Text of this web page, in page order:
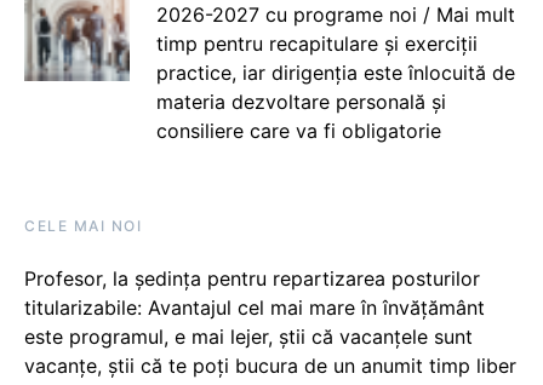
2026-2027 cu programe noi / Mai mult
timp pentru recapitulare și exerciții
practice, iar dirigenția este înlocuită de
materia dezvoltare personală și
consiliere care va fi obligatorie
CELE MAI NOI
Profesor, la ședința pentru repartizarea posturilor
titularizabile: Avantajul cel mai mare în învățământ
este programul, e mai lejer, știi că vacanțele sunt
vacanţe, știi că te poți bucura de un anumit timp liber